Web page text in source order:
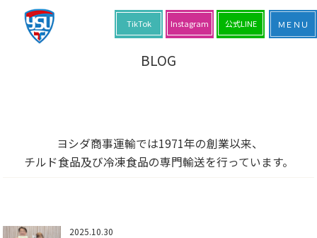
BLOG
ヨシダ商事運輸では1971年の創業以来、
チルド食品及び冷凍食品の専門輸送を行っています。
2025.10.30
公式LINE
Instagram
TikTok